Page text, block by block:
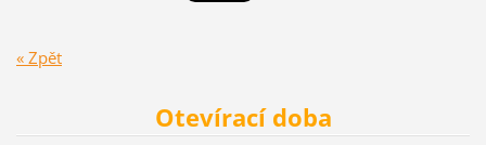
« Zpět
Otevírací doba